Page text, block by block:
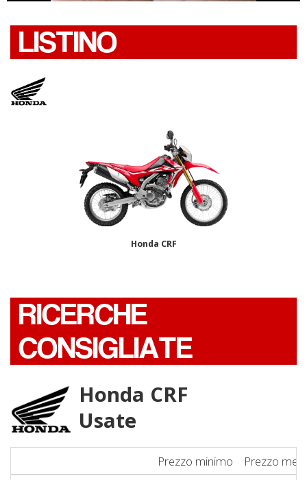
LISTINO
Honda CRF
RICERCHE
CONSIGLIATE
Honda CRF
Usate
Prezzo minimo Prezzo